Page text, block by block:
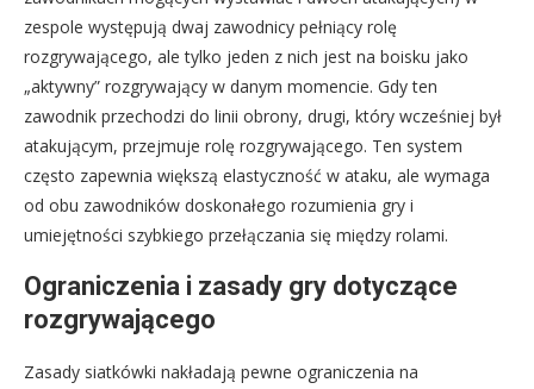
zespole występują dwaj zawodnicy pełniący rolę
rozgrywającego, ale tylko jeden z nich jest na boisku jako
„aktywny” rozgrywający w danym momencie. Gdy ten
zawodnik przechodzi do linii obrony, drugi, który wcześniej był
atakującym, przejmuje rolę rozgrywającego. Ten system
często zapewnia większą elastyczność w ataku, ale wymaga
od obu zawodników doskonałego rozumienia gry i
umiejętności szybkiego przełączania się między rolami.
Ograniczenia i zasady gry dotyczące
rozgrywającego
Zasady siatkówki nakładają pewne ograniczenia na